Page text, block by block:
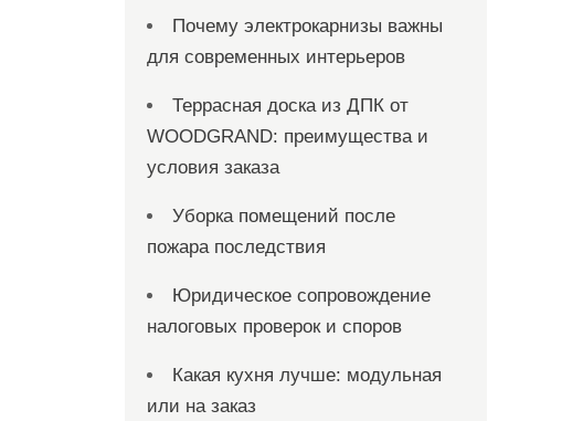
Почему электрокарнизы важны
для современных интерьеров
Террасная доска из ДПК от
WOODGRAND: преимущества и
условия заказа
Уборка помещений после
пожара последствия
Юридическое сопровождение
налоговых проверок и споров
Какая кухня лучше: модульная
или на заказ